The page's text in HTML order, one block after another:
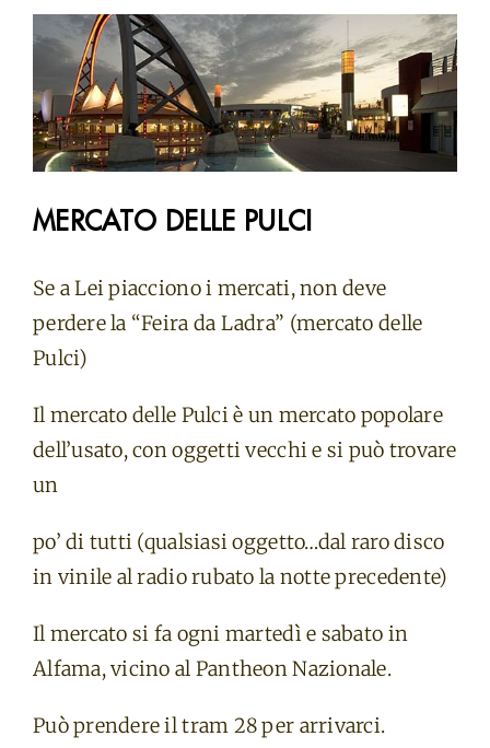
MERCATO DELLE PULCI
Se a Lei piacciono i mercati, non deve
perdere la “Feira da Ladra” (mercato delle
Pulci)
Il mercato delle Pulci è un mercato popolare
dell’usato, con oggetti vecchi e si può trovare
un
po’ di tutti (qualsiasi oggetto…dal raro disco
in vinile al radio rubato la notte precedente)
Il mercato si fa ogni martedì e sabato in
Alfama, vicino al Pantheon Nazionale.
Può prendere il tram 28 per arrivarci.